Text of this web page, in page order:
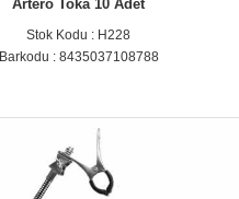
Artero Toka 10 Adet
Stok Kodu : H228
Barkodu : 8435037108788